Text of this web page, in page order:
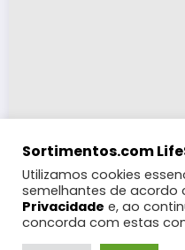
Sortimentos.com
Utilizamos cookies
semelhantes de acordo
Privacidade e, ao
concorda com estas